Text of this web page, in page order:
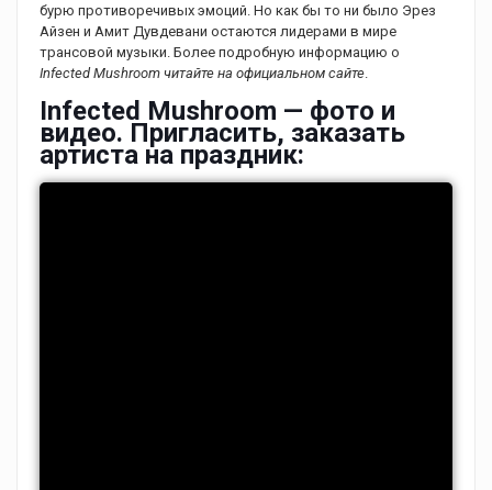
бурю противоречивых эмоций. Но как бы то ни было Эрез
Айзен и Амит Дувдевани остаются лидерами в мире
трансовой музыки. Более подробную информацию о
Infected Mushroom читайте на официальном сайте.
Infected Mushroom — фото и
видео. Пригласить, заказать
артиста на праздник: